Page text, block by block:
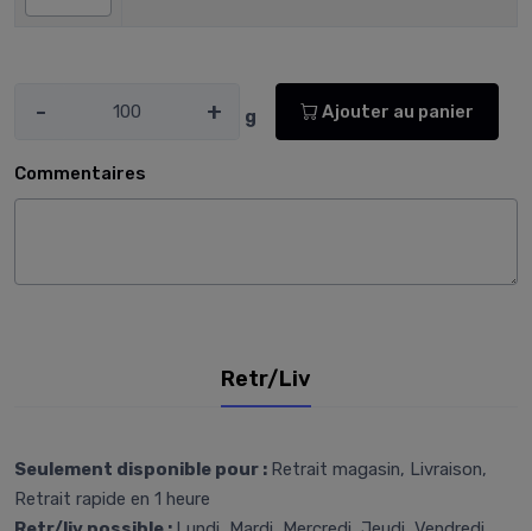
- + g Ajouter au panier
Commentaires
Retr/Liv
Seulement disponible pour : Retrait magasin, Livraison,
Retrait rapide en 1 heure